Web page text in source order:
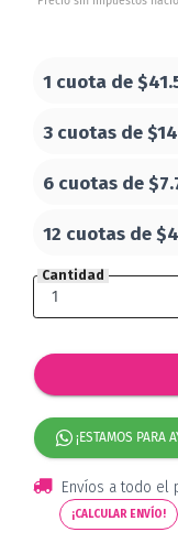
1 cuota de
3 cuotas de
6 cuotas de
12 cuotas de
Cantidad
¡ESTAMOS PARA
Envíos a todo el
¡CALCULAR ENVÍO!